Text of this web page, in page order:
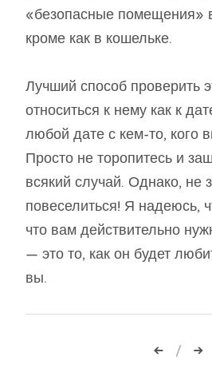
«безопасные помещения»
кроме как в кошельке.
Лучший способ проверить
относиться к нему как к
любой дате с кем-то, кого
Просто не торопитесь и
всякий случай. Однако, не
повеселиться! Я надеюсь,
что вам действительно
— это то, как он будет
вы.
Навигация